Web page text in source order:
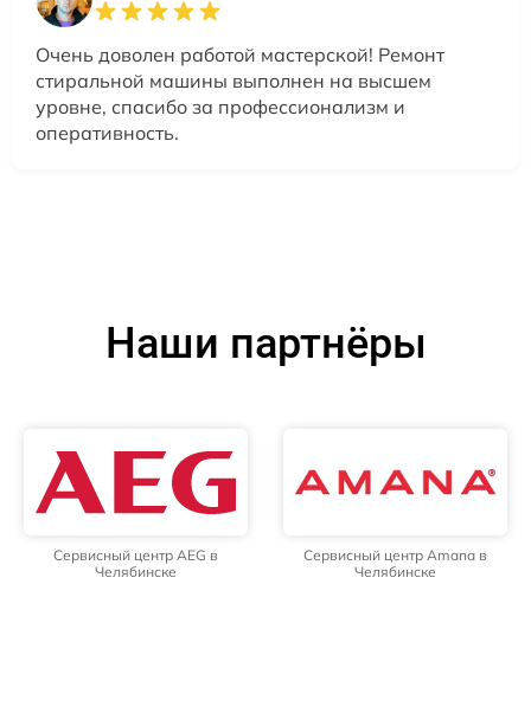
Очень доволен работой мастерской! Ремонт
стиральной машины выполнен на высшем
уровне, спасибо за профессионализм и
оперативность.
Наши партнёры
Сервисный центр AEG в
Челябинске
Сервисный центр Amana в
Челябинске